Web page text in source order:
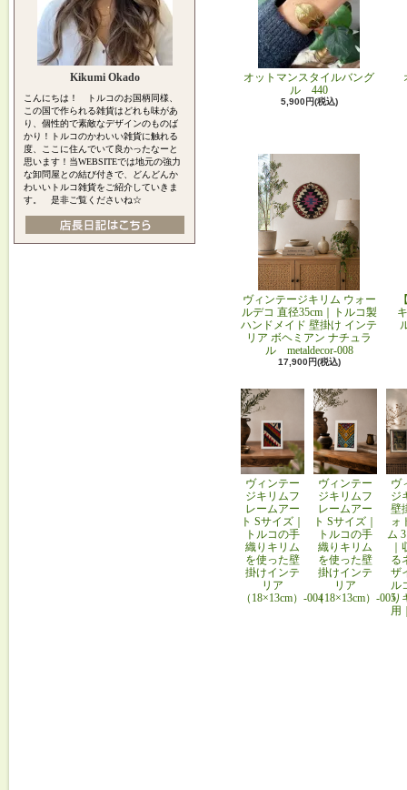
Kikumi Okado
こんにちは！ トルコのお国柄同様、
この国で作られる雑貨はどれも味があ
り、個性的で素敵なデザインのものば
かり！トルコのかわいい雑貨に触れる
度、ここに住んでいて良かったなーと
思います！当WEBSITEでは地元の強力
な卸問屋との結び付きで、どんどんか
わいいトルコ雑貨をご紹介していきま
す。 是非ご覧くださいね☆
オットマンスタイルバング
ル 440
5,900円(税込)
ヴィンテージキリム ウォー
ルデコ 直径35cm｜トルコ製
ハンドメイド 壁掛け インテ
リア ボヘミアン ナチュラ
ル metaldecor-008
17,900円(税込)
ヴィンテー
ジキリムフ
レームアー
ト Sサイズ｜
トルコの手
織りキリム
を使った壁
掛けインテ
リア
（18×13cm）-004
ヴィンテー
ジキリムフ
レームアー
ト Sサイズ｜
トルコの手
織りキリム
を使った壁
掛けインテ
リア
（18×13cm）-005
ヴ
ジ
壁
ォ
ム
る
ザ
ル
り
用